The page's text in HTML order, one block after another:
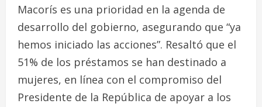
Macorís es una prioridad en la agenda de
desarrollo del gobierno, asegurando que “ya
hemos iniciado las acciones”. Resaltó que el
51% de los préstamos se han destinado a
mujeres, en línea con el compromiso del
Presidente de la República de apoyar a los